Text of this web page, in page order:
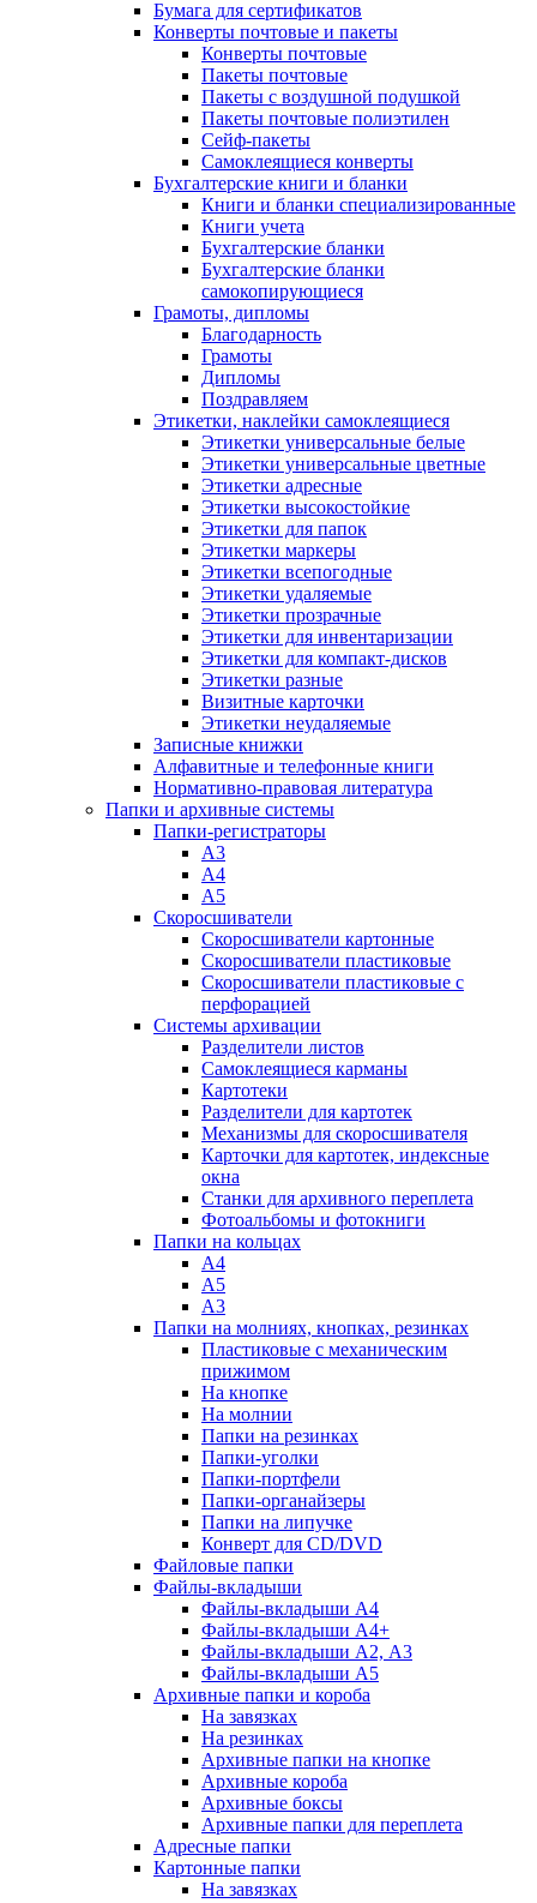
Бумага для сертификатов
Конверты почтовые и пакеты
Конверты почтовые
Пакеты почтовые
Пакеты с воздушной подушкой
Пакеты почтовые полиэтилен
Сейф-пакеты
Самоклеящиеся конверты
Бухгалтерские книги и бланки
Книги и бланки специализированные
Книги учета
Бухгалтерские бланки
Бухгалтерские бланки
самокопирующиеся
Грамоты, дипломы
Благодарность
Грамоты
Дипломы
Поздравляем
Этикетки, наклейки самоклеящиеся
Этикетки универсальные белые
Этикетки универсальные цветные
Этикетки адресные
Этикетки высокостойкие
Этикетки для папок
Этикетки маркеры
Этикетки всепогодные
Этикетки удаляемые
Этикетки прозрачные
Этикетки для инвентаризации
Этикетки для компакт-дисков
Этикетки разные
Визитные карточки
Этикетки неудаляемые
Записные книжки
Алфавитные и телефонные книги
Нормативно-правовая литература
Папки и архивные системы
Папки-регистраторы
А3
А4
А5
Скоросшиватели
Скоросшиватели картонные
Скоросшиватели пластиковые
Скоросшиватели пластиковые с
перфорацией
Системы архивации
Разделители листов
Самоклеящиеся карманы
Картотеки
Разделители для картотек
Механизмы для скоросшивателя
Карточки для картотек, индексные
окна
Станки для архивного переплета
Фотоальбомы и фотокниги
Папки на кольцах
А4
А5
А3
Папки на молниях, кнопках, резинках
Пластиковые с механическим
прижимом
На кнопке
На молнии
Папки на резинках
Папки-уголки
Папки-портфели
Папки-органайзеры
Папки на липучке
Конверт для CD/DVD
Файловые папки
Файлы-вкладыши
Файлы-вкладыши А4
Файлы-вкладыши А4+
Файлы-вкладыши А2, А3
Файлы-вкладыши А5
Архивные папки и короба
На завязках
На резинках
Архивные папки на кнопке
Архивные короба
Архивные боксы
Архивные папки для переплета
Адресные папки
Картонные папки
На завязках